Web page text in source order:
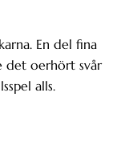
En del fina
det oerhört svår
alls.